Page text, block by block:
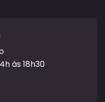
às 18h30